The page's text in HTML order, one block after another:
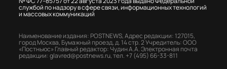
службой по надзору в сфере связи, информационных технологий
и массовых коммуникаций
Наименование издания: POSTNEWS,Адрес редакции: 127015,
город Москва, Бумажный проезд, д. 14 стр. 2Учредитель: ООО
«Постньюс» Главный редактор: Чудин А.А.Электронная почта
редакции:glavred@postnews.ru,тел. +7 (495) 66-33-811